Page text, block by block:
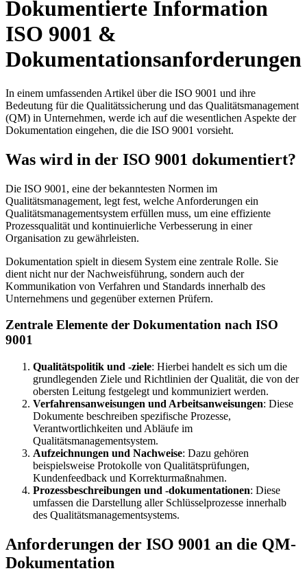
Dokumentierte Information
ISO 9001 &
Dokumentationsanforderungen
In einem umfassenden Artikel über die ISO 9001 und ihre
Bedeutung für die Qualitätssicherung und das Qualitätsmanagement
(QM) in Unternehmen, werde ich auf die wesentlichen Aspekte der
Dokumentation eingehen, die die ISO 9001 vorsieht.
Was wird in der ISO 9001 dokumentiert?
Die ISO 9001, eine der bekanntesten Normen im
Qualitätsmanagement, legt fest, welche Anforderungen ein
Qualitätsmanagementsystem erfüllen muss, um eine effiziente
Prozessqualität und kontinuierliche Verbesserung in einer
Organisation zu gewährleisten.
Dokumentation spielt in diesem System eine zentrale Rolle. Sie
dient nicht nur der Nachweisführung, sondern auch der
Kommunikation von Verfahren und Standards innerhalb des
Unternehmens und gegenüber externen Prüfern.
Zentrale Elemente der Dokumentation nach ISO
9001
Qualitätspolitik und -ziele: Hierbei handelt es sich um die
grundlegenden Ziele und Richtlinien der Qualität, die von der
obersten Leitung festgelegt und kommuniziert werden.
Verfahrensanweisungen und Arbeitsanweisungen: Diese
Dokumente beschreiben spezifische Prozesse,
Verantwortlichkeiten und Abläufe im
Qualitätsmanagementsystem.
Aufzeichnungen und Nachweise: Dazu gehören
beispielsweise Protokolle von Qualitätsprüfungen,
Kundenfeedback und Korrekturmaßnahmen.
Prozessbeschreibungen und -dokumentationen: Diese
umfassen die Darstellung aller Schlüsselprozesse innerhalb
des Qualitätsmanagementsystems.
Anforderungen der ISO 9001 an die QM-
Dokumentation